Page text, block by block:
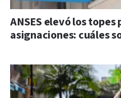
ANSES elevó los topes
asignaciones: cuáles